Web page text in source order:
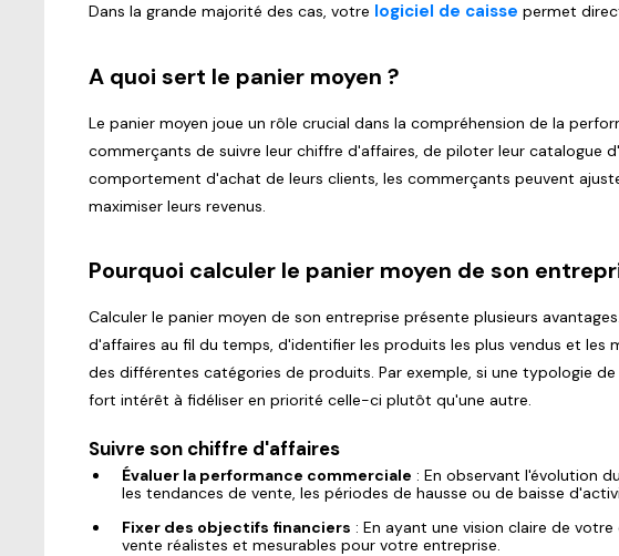
Dans la grande majorité des cas, votre logiciel de caisse permet
A quoi sert le panier moyen ?
Le panier moyen joue un rôle crucial dans la compréhension de la
commerçants de suivre leur chiffre d'affaires, de piloter leur catalogue
comportement d'achat de leurs clients, les commerçants peuvent
maximiser leurs revenus.
Pourquoi calculer le panier moyen de son
Calculer le panier moyen de son entreprise présente plusieurs
d'affaires au fil du temps, d'identifier les produits les plus vendus et
des différentes catégories de produits. Par exemple, si une typologie
fort intérêt à fidéliser en priorité celle-ci plutôt qu'une autre.
Suivre son chiffre d'affaires
Évaluer la performance commerciale : En observant l'évolution
les tendances de vente, les périodes de hausse ou de baisse
Fixer des objectifs financiers : En ayant une vision claire de
vente réalistes et mesurables pour votre entreprise.